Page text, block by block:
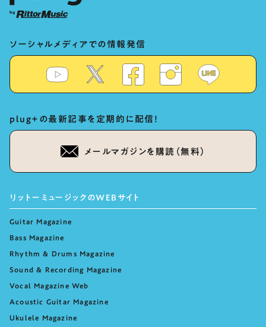
ソーシャルメディアでの情報発信
plug+の最新記事を定期的に配信！
メールマガジンを購読（無料）
リットーミュージックのWEBサイト
Guitar Magazine
Bass Magazine
Rhythm & Drums Magazine
Sound & Recording Magazine
Vocal Magazine Web
Acoustic Guitar Magazine
Ukulele Magazine